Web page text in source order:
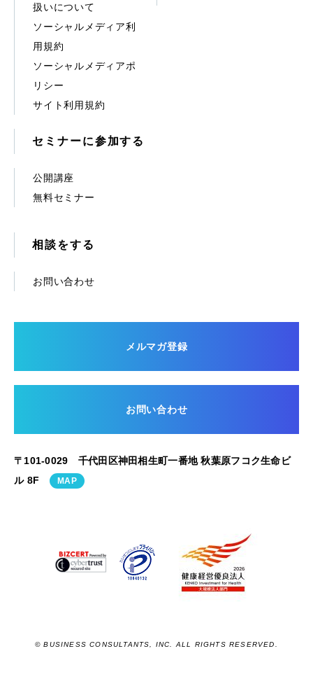
扱いについて
ソーシャルメディア利
用規約
ソーシャルメディアポ
リシー
サイト利用規約
セミナーに参加する
公開講座
無料セミナー
相談をする
お問い合わせ
メルマガ登録
お問い合わせ
〒101-0029 千代田区神田相生町一番地 秋葉原フコク生命ビ
ル 8F
MAP
© BUSINESS CONSULTANTS, INC. ALL RIGHTS RESERVED.